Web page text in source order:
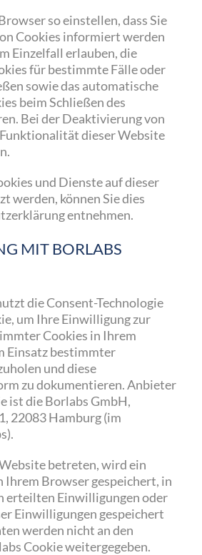
so einstellen, dass Sie
Cookies informiert werden
Einzelfall erlauben, die
für bestimmte Fälle oder
sowie das automatische
beim Schließen des
Bei der Deaktivierung von
dieser Website
und Dienste auf dieser
werden, können Sie dies
entnehmen.
MIT BORLABS
die Consent-Technologie
um Ihre Einwilligung zur
Cookies in Ihrem
Einsatz bestimmter
und diese
zu dokumentieren. Anbieter
ist die Borlabs GmbH,
22083 Hamburg (im
betreten, wird ein
Ihrem Browser gespeichert, in
erteilten Einwilligungen oder
Einwilligungen gespeichert
werden nicht an den
Cookie weitergegeben.